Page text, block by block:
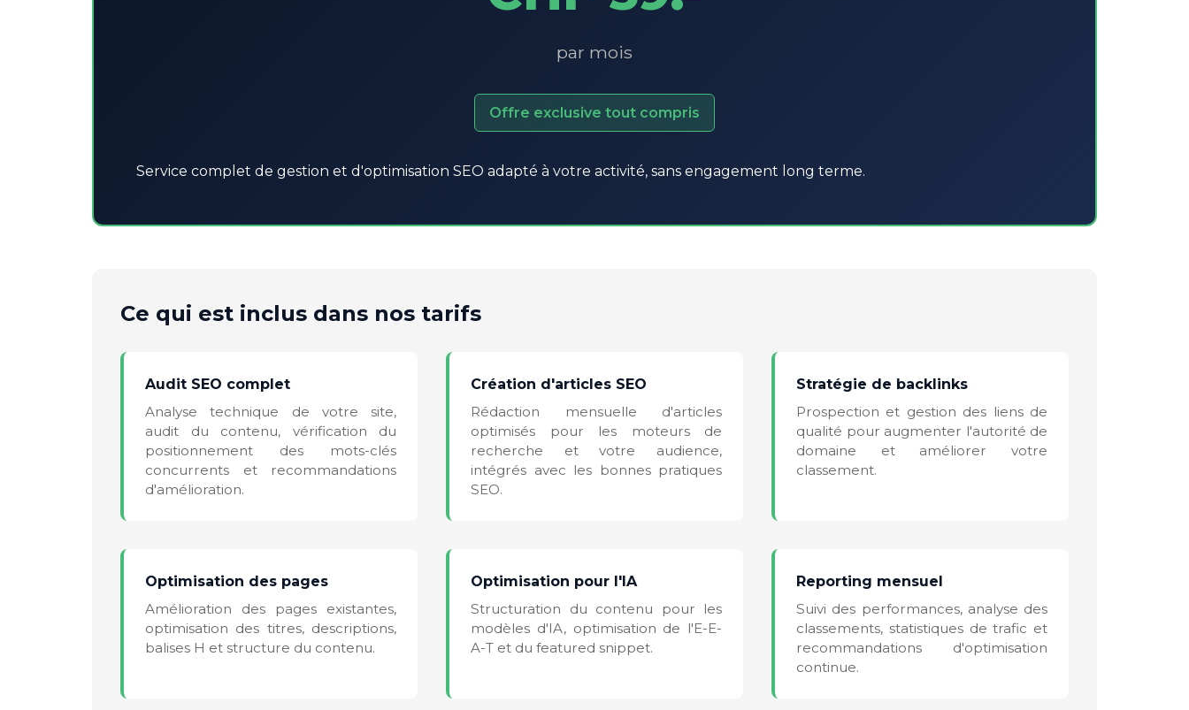
par mois
Offre exclusive tout compris
Service complet de gestion et d'optimisation SEO adapté à votre activité, sans engagement long terme.
Ce qui est inclus dans nos tarifs
Audit SEO complet
Analyse technique de votre site,
audit du contenu, vérification du
positionnement des mots-clés
concurrents et recommandations
d'amélioration.
Création d'articles SEO
Rédaction mensuelle d'articles
optimisés pour les moteurs de
recherche et votre audience,
intégrés avec les bonnes pratiques
SEO.
Stratégie de backlinks
Prospection et gestion des liens de
qualité pour augmenter l'autorité de
domaine et améliorer votre
classement.
Optimisation des pages
Amélioration des pages existantes,
optimisation des titres, descriptions,
balises H et structure du contenu.
Optimisation pour l'IA
Structuration du contenu pour les
modèles d'IA, optimisation de l'E-E-
A-T et du featured snippet.
Reporting mensuel
Suivi des performances, analyse des
classements, statistiques de trafic et
recommandations d'optimisation
continue.